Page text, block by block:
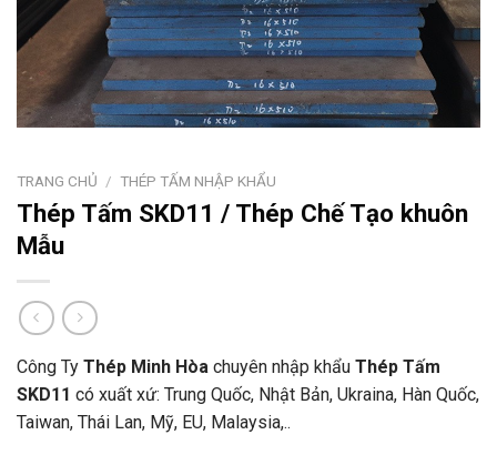
TRANG CHỦ / THÉP TẤM NHẬP KHẨU
Thép Tấm SKD11 / Thép Chế Tạo khuôn
Mẫu
Công Ty Thép Minh Hòa chuyên nhập khẩu Thép Tấm
SKD11 có xuất xứ: Trung Quốc, Nhật Bản, Ukraina, Hàn Quốc,
Taiwan, Thái Lan, Mỹ, EU, Malaysia,..